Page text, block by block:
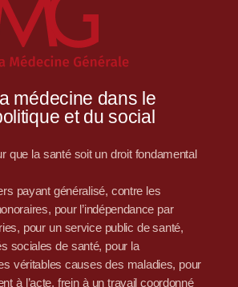
médecine dans le
et du social
que la santé soit un droit fondamental
payant généralisé, contre les
pour l’indépendance par
pour un service public de santé,
sociales de santé, pour la
véritables causes des maladies, pour
à l’acte, frein à un travail coordonné